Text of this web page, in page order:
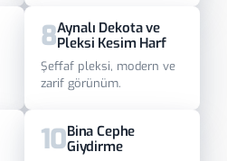
8Aynalı Dekota ve
Pleksi Kesim Harf
Şeffaf pleksi, modern ve
zarif görünüm.
10Bina Cephe
Giydirme